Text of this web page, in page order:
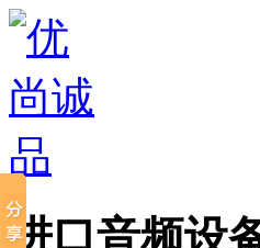
进口音频设